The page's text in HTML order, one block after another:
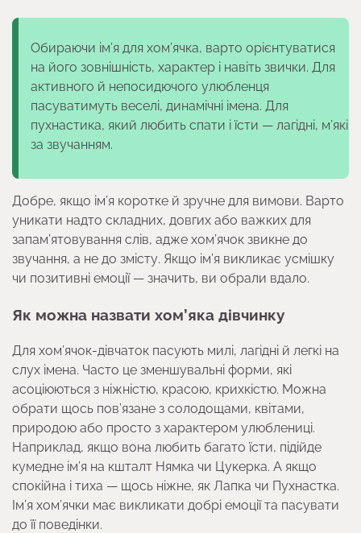
Обираючи ім’я для хом’ячка, варто орієнтуватися
на його зовнішність, характер і навіть звички. Для
активного й непосидючого улюбленця
пасуватимуть веселі, динамічні імена. Для
пухнастика, який любить спати і їсти — лагідні, м’які
за звучанням.
Добре, якщо ім’я коротке й зручне для вимови. Варто
уникати надто складних, довгих або важких для
запам’ятовування слів, адже хом’ячок звикне до
звучання, а не до змісту. Якщо ім’я викликає усмішку
чи позитивні емоції — значить, ви обрали вдало.
Як можна назвати хом’яка дівчинку
Для хом’ячок-дівчаток пасують милі, лагідні й легкі на
слух імена. Часто це зменшувальні форми, які
асоціюються з ніжністю, красою, крихкістю. Можна
обрати щось пов’язане з солодощами, квітами,
природою або просто з характером улюблениці.
Наприклад, якщо вона любить багато їсти, підійде
кумедне ім’я на кшталт Нямка чи Цукерка. А якщо
спокійна і тиха — щось ніжне, як Лапка чи Пухнастка.
Ім’я хом’ячки має викликати добрі емоції та пасувати
до її поведінки.